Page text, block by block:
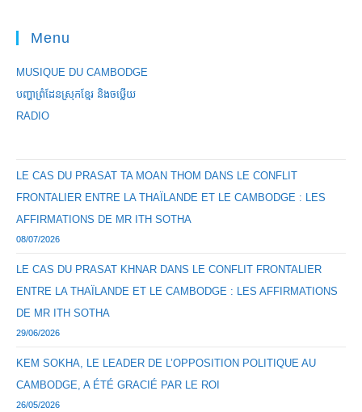
Menu
MUSIQUE DU CAMBODGE
បញ្ហាព្រំដែនស្រុកខ្មែរ និងចឞ្លើយ
RADIO
LE CAS DU PRASAT TA MOAN THOM DANS LE CONFLIT
FRONTALIER ENTRE LA THAÏLANDE ET LE CAMBODGE : LES
AFFIRMATIONS DE MR ITH SOTHA
08/07/2026
LE CAS DU PRASAT KHNAR DANS LE CONFLIT FRONTALIER
ENTRE LA THAÏLANDE ET LE CAMBODGE : LES AFFIRMATIONS
DE MR ITH SOTHA
29/06/2026
KEM SOKHA, LE LEADER DE L’OPPOSITION POLITIQUE AU
CAMBODGE, A ÉTÉ GRACIÉ PAR LE ROI
26/05/2026